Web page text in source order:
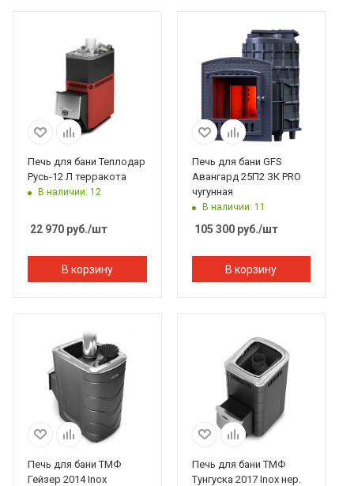
Печь для бани Теплодар
Русь-12 Л терракота
В наличии: 12
22 970 руб./шт
В корзину
Печь для бани GFS
Авангард 25П2 ЗК PRO
чугунная
В наличии: 11
105 300руб./шт
В корзину
Печь для бани ТМФ
Гейзер 2014 Inox
Печь для бани ТМФ
Тунгуска 2017 Inox нер.